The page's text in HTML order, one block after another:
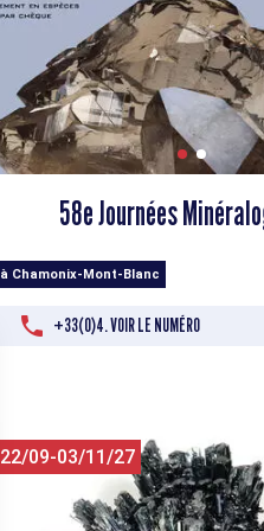
58e Journées
à Chamonix-Mont-Blanc
+33(0)4. VOIR LE NUMÉRO
22/09-03/11/27